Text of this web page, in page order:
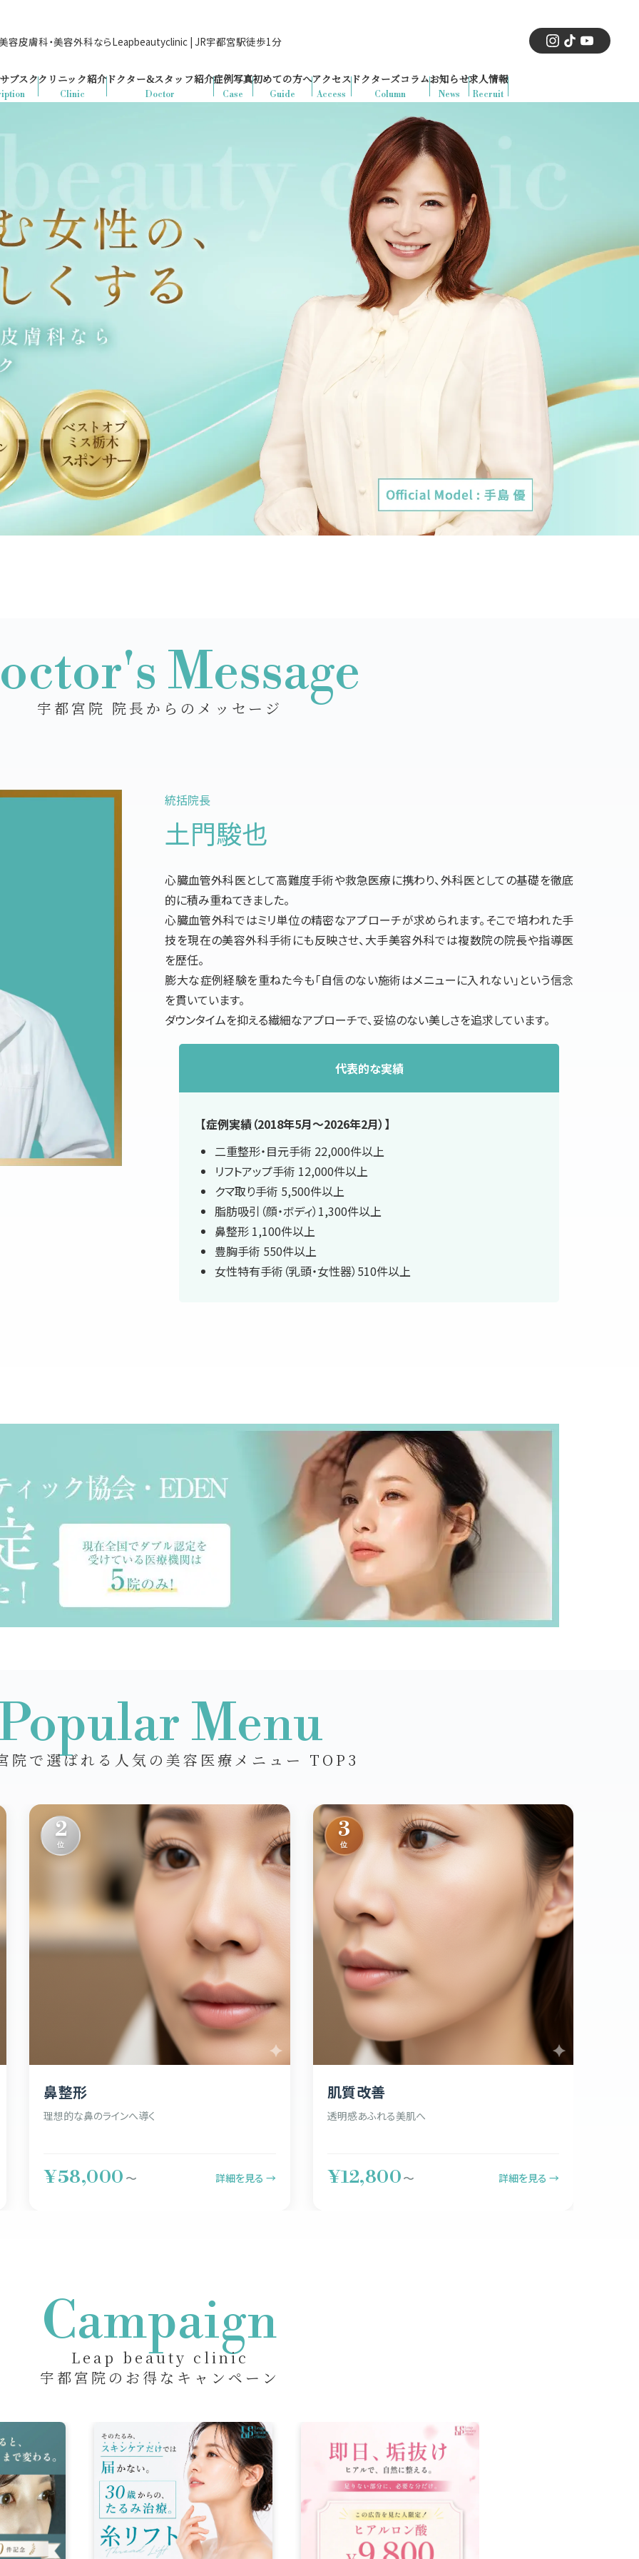
容皮膚科・美容外科ならLeapbeautyclinic | JR宇都宮駅徒歩1分
ブスク
Clinic
クリニック紹介
Doctor
ドクター&スタッフ紹介
Case
症例写真
Guide
初めての方へ
Access
アクセス
Column
ドクターズコラム
News
お知らせ
Recruit
求人情報
Message
宇都宮院 院長からのメッセージ
統括院長
土門駿也
心臓血管外科医として高難度手術や救急医療に携わり、外科医としての基礎を徹底
的に積み重ねてきました。
心臓血管外科ではミリ単位の精密なアプローチが求められます。そこで培われた手
技を現在の美容外科手術にも反映させ、大手美容外科では複数院の院長や指導医
を歴任。
膨大な症例経験を重ねた今も「自信のない施術はメニューに入れない」という信念
を貫いています。
ダウンタイムを抑える繊細なアプローチで、妥協のない美しさを追求しています。
代表的な実績
【症例実績（2018年5月〜2026年2月）】
二重整形・目元手術 22,000件以上
リフトアップ手術 12,000件以上
クマ取り手術 5,500件以上
脂肪吸引（顔・ボディ）1,300件以上
鼻整形 1,100件以上
豊胸手術 550件以上
女性特有手術（乳頭・女性器）510件以上
Menu
院で選ばれる人気の美容医療メニュー TOP3
2
位
鼻整形
理想的な鼻のラインへ導く
¥58,000 〜 詳細を見る →
3
位
肌質改善
透明感あふれる美肌へ
¥12,800 〜 詳細を見る →
Campaign
Leap beauty clinic
宇都宮院のお得なキャンペーン